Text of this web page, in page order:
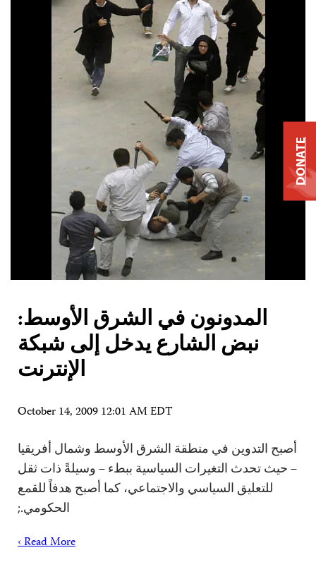
المدونون في الشرق الأوسط:
نبض الشارع يدخل إلى شبكة
الإنترنت
October 14, 2009 12:01 AM EDT
أصبح التدوين في منطقة الشرق الأوسط وشمال أفريقيا
– حيث تحدث التغيرات السياسية ببطء – وسيلةً ذات ثقل
للتعليق السياسي والاجتماعي، كما أصبح هدفاً للقمع
الحكومي.;
Read More ›
DONATE